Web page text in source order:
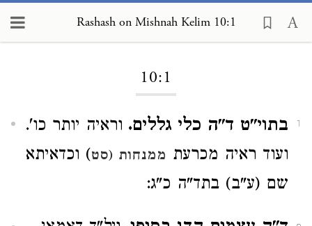
Rashash on Mishnah Kelim 10:1
10:1
1 בתוי"ט ד"ה כלי גללים. וראיה יותר כו'.
ועוד ראיה מכרעת ממנחות (סט) וכדאיתא
שם (ע"ב) בתד"ה כ"ג: